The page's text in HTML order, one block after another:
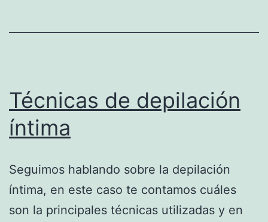
Técnicas de depilación
íntima
Seguimos hablando sobre la depilación
íntima, en este caso te contamos cuáles
son la principales técnicas utilizadas y en